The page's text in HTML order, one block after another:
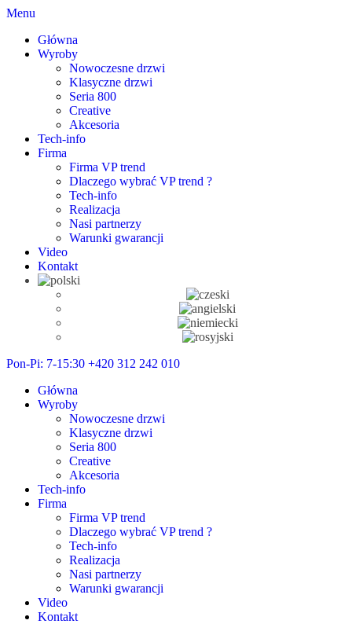
Menu
Główna
Wyroby
Nowoczesne drzwi
Klasyczne drzwi
Seria 800
Creative
Akcesoria
Tech-info
Firma
Firma VP trend
Dlaczego wybrać VP trend ?
Tech-info
Realizacja
Nasi partnerzy
Warunki gwarancji
Video
Kontakt
Pon-Pi: 7-15:30 +420 312 242 010
Główna
Wyroby
Nowoczesne drzwi
Klasyczne drzwi
Seria 800
Creative
Akcesoria
Tech-info
Firma
Firma VP trend
Dlaczego wybrać VP trend ?
Tech-info
Realizacja
Nasi partnerzy
Warunki gwarancji
Video
Kontakt